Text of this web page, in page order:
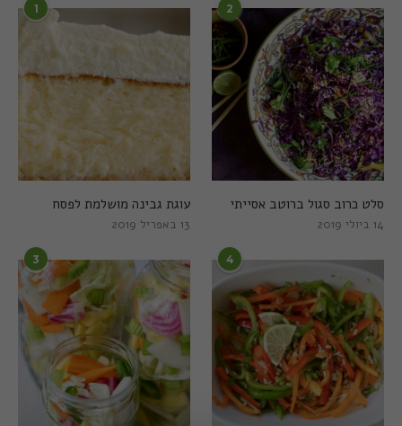
1
עוגת גבינה מושלמת לפסח
13 באפריל 2019
2
סלט כרוב סגול ברוטב אסייתי
14 ביולי 2019
3 4